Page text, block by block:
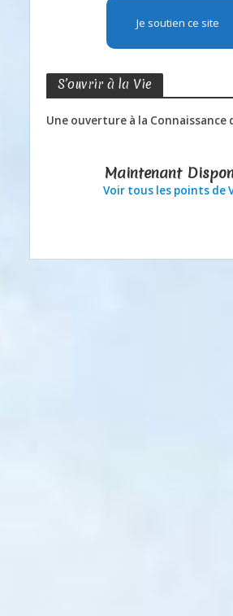
Je soutien ce site
S’ouvrir à la Vie
Une ouverture à la Connaissance
Maintenant
Voir tous les points de